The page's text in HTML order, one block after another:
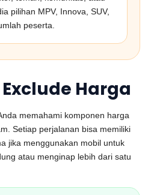
pilihan MPV, Innova, SUV,
peserta.
Harga
memahami komponen harga
Setiap perjalanan bisa memiliki
jika menggunakan mobil untuk
atau menginap lebih dari satu